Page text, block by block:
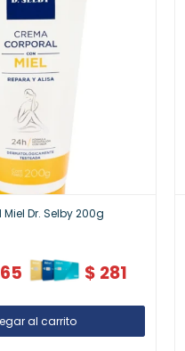
Dr. Selby 200g
$ 281